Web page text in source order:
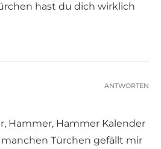
hast du dich wirklich
Hammer, Hammer Kalender
manchen Türchen gefällt mir
ANTWORTEN